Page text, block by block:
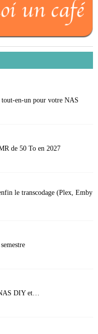
en-un pour votre NAS
de 50 To en 2027
le transcodage (Plex, Emby
DIY et…